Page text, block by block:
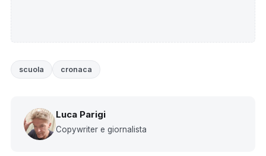
scuola cronaca
Luca Parigi
Copywriter e giornalista